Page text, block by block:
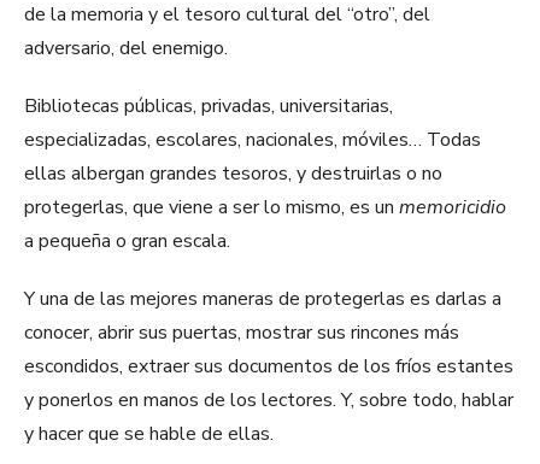
de la memoria y el tesoro cultural del “otro”, del
adversario, del enemigo.
Bibliotecas públicas, privadas, universitarias,
especializadas, escolares, nacionales, móviles… Todas
ellas albergan grandes tesoros, y destruirlas o no
protegerlas, que viene a ser lo mismo, es un memoricidio
a pequeña o gran escala.
Y una de las mejores maneras de protegerlas es darlas a
conocer, abrir sus puertas, mostrar sus rincones más
escondidos, extraer sus documentos de los fríos estantes
y ponerlos en manos de los lectores. Y, sobre todo, hablar
y hacer que se hable de ellas.